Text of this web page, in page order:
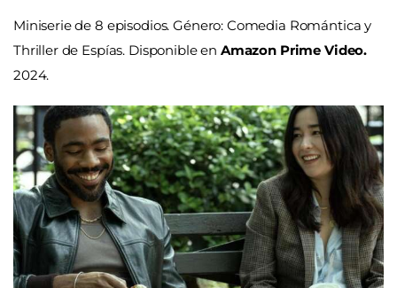
Miniserie de 8 episodios. Género: Comedia Romántica y
Thriller de Espías. Disponible en Amazon Prime Video.
2024.